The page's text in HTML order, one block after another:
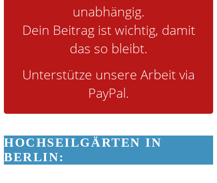
unabhängig.
Dein Beitrag ist wichtig, damit
das so bleibt.
Unterstütze unsere Arbeit via
PayPal.
HOCHSEILGÄRTEN IN
BERLIN: